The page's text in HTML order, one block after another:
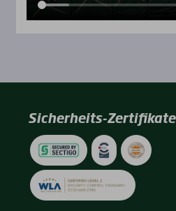
Sicherheits-Zertifikate